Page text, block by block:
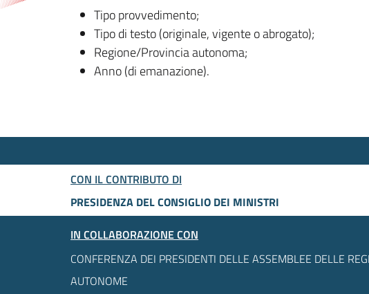
Tipo provvedimento;
Tipo di testo (originale, vigente o abrogato);
Regione/Provincia autonoma;
Anno (di emanazione).
CON IL CONTRIBUTO DI
PRESIDENZA DEL CONSIGLIO DEI MINISTRI
IN COLLABORAZIONE CON
CONFERENZA DEI PRESIDENTI DELLE ASSEMBLEE DELLE
AUTONOME